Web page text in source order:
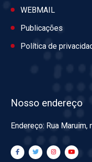
WEBMAIL
Publicações
Política de
Nosso endereço
Endereço: Rua Maruim,